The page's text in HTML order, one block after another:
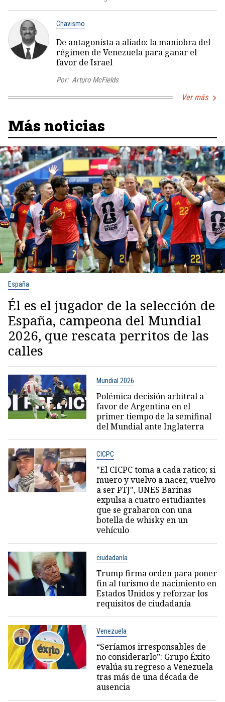
Chavismo
De antagonista a aliado: la maniobra del
régimen de Venezuela para ganar el
favor de Israel
Por: Arturo McFields
Ver más
Más noticias
España
Él es el jugador de la selección de
España, campeona del Mundial
2026, que rescata perritos de las
calles
Mundial 2026
Polémica decisión arbitral a
favor de Argentina en el
primer tiempo de la semifinal
del Mundial ante Inglaterra
CICPC
"El CICPC toma a cada ratico; si
muero y vuelvo a nacer, vuelvo
a ser PTJ", UNES Barinas
expulsa a cuatro estudiantes
que se grabaron con una
botella de whisky en un
vehículo
ciudadanía
Trump firma orden para poner
fin al turismo de nacimiento en
Estados Unidos y reforzar los
requisitos de ciudadanía
Venezuela
“Seríamos irresponsables de
no considerarlo”: Grupo Éxito
evalúa su regreso a Venezuela
tras más de una década de
ausencia